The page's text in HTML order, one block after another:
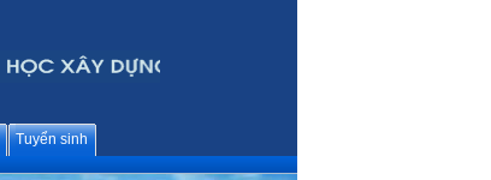
Tuyển sinh